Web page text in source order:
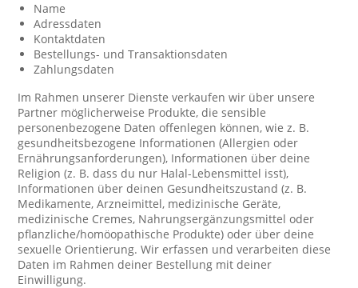
Name
Adressdaten
Kontaktdaten
Bestellungs- und Transaktionsdaten
Zahlungsdaten
Im Rahmen unserer Dienste verkaufen wir über unsere
Partner möglicherweise Produkte, die sensible
personenbezogene Daten offenlegen können, wie z. B.
gesundheitsbezogene Informationen (Allergien oder
Ernährungsanforderungen), Informationen über deine
Religion (z. B. dass du nur Halal-Lebensmittel isst),
Informationen über deinen Gesundheitszustand (z. B.
Medikamente, Arzneimittel, medizinische Geräte,
medizinische Cremes, Nahrungsergänzungsmittel oder
pflanzliche/homöopathische Produkte) oder über deine
sexuelle Orientierung. Wir erfassen und verarbeiten diese
Daten im Rahmen deiner Bestellung mit deiner
Einwilligung.